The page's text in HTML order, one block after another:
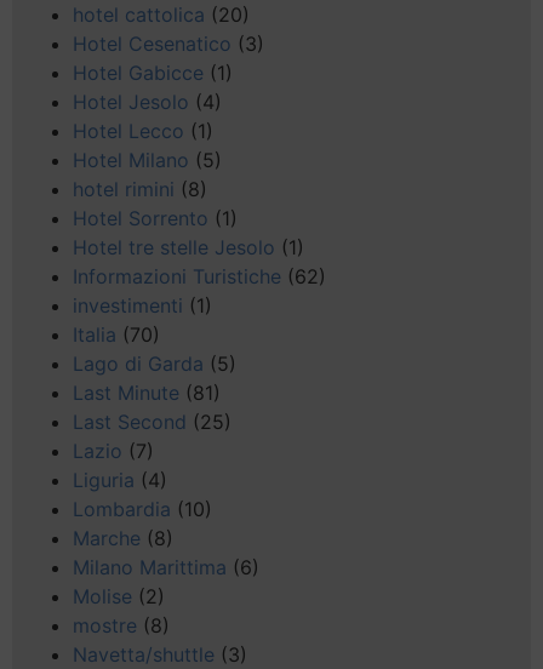
hotel cattolica (20)
Hotel Cesenatico (3)
Hotel Gabicce (1)
Hotel Jesolo (4)
Hotel Lecco (1)
Hotel Milano (5)
hotel rimini (8)
Hotel Sorrento (1)
Hotel tre stelle Jesolo (1)
Informazioni Turistiche (62)
investimenti (1)
Italia (70)
Lago di Garda (5)
Last Minute (81)
Last Second (25)
Lazio (7)
Liguria (4)
Lombardia (10)
Marche (8)
Milano Marittima (6)
Molise (2)
mostre (8)
Navetta/shuttle (3)